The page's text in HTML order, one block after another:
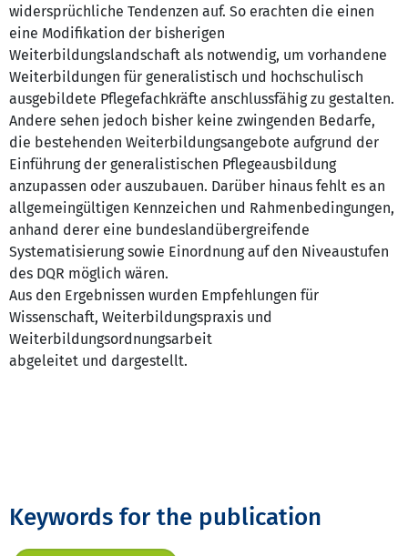
widersprüchliche Tendenzen auf. So erachten die einen
eine Modifikation der bisherigen
Weiterbildungslandschaft als notwendig, um vorhandene
Weiterbildungen für generalistisch und hochschulisch
ausgebildete Pflegefachkräfte anschlussfähig zu gestalten.
Andere sehen jedoch bisher keine zwingenden Bedarfe,
die bestehenden Weiterbildungsangebote aufgrund der
Einführung der generalistischen Pflegeausbildung
anzupassen oder auszubauen. Darüber hinaus fehlt es an
allgemeingültigen Kennzeichen und Rahmenbedingungen,
anhand derer eine bundeslandübergreifende
Systematisierung sowie Einordnung auf den Niveaustufen
des DQR möglich wären.
Aus den Ergebnissen wurden Empfehlungen für
Wissenschaft, Weiterbildungspraxis und
Weiterbildungsordnungsarbeit
abgeleitet und dargestellt.
Keywords for the publication